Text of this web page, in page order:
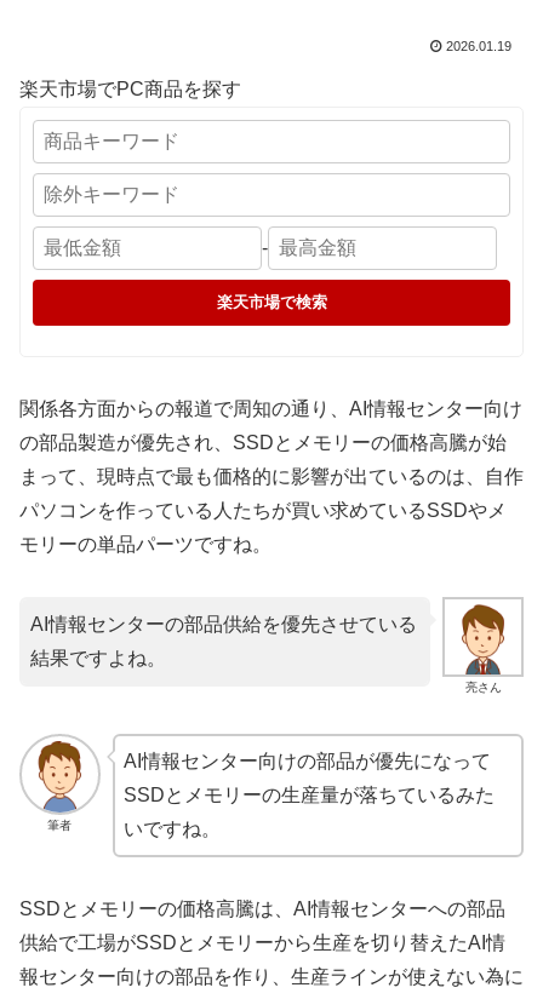
2026.01.19
楽天市場でPC商品を探す
-
楽天市場で検索
関係各方面からの報道で周知の通り、AI情報センター向け
の部品製造が優先され、SSDとメモリーの価格高騰が始
まって、現時点で最も価格的に影響が出ているのは、自作
パソコンを作っている人たちが買い求めているSSDやメ
モリーの単品パーツですね。
亮さん
AI情報センターの部品供給を優先させている
結果ですよね。
筆者
AI情報センター向けの部品が優先になって
SSDとメモリーの生産量が落ちているみた
いですね。
SSDとメモリーの価格高騰は、AI情報センターへの部品
供給で工場がSSDとメモリーから生産を切り替えたAI情
報センター向けの部品を作り、生産ラインが使えない為に